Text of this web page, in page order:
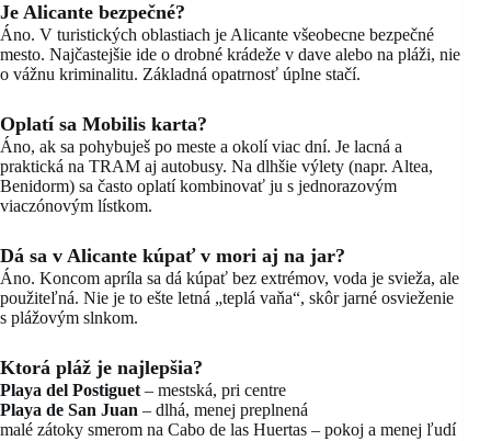
Je Alicante bezpečné?
Áno. V turistických oblastiach je Alicante všeobecne bezpečné
mesto. Najčastejšie ide o drobné krádeže v dave alebo na pláži, nie
o vážnu kriminalitu. Základná opatrnosť úplne stačí.
Oplatí sa Mobilis karta?
Áno, ak sa pohybuješ po meste a okolí viac dní. Je lacná a
praktická na TRAM aj autobusy. Na dlhšie výlety (napr. Altea,
Benidorm) sa často oplatí kombinovať ju s jednorazovým
viaczónovým lístkom.
Dá sa v Alicante kúpať v mori aj na jar?
Áno. Koncom apríla sa dá kúpať bez extrémov, voda je svieža, ale
použiteľná. Nie je to ešte letná „teplá vaňa“, skôr jarné osvieženie
s plážovým slnkom.
Ktorá pláž je najlepšia?
Playa del Postiguet– mestská, pri centre
Playa de San Juan – dlhá, menej preplnená
malé zátoky smerom na Cabo de las Huertas – pokoj a menej ľudí